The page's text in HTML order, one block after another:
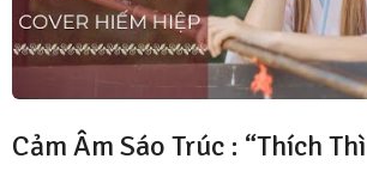
Cảm Âm Sáo Trúc : “Thích